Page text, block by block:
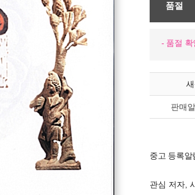
품절
- 품절
판매
중고 등록알
관심 저자,